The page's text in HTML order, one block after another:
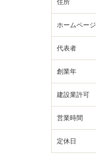
住所
ホームページ
代表者
創業年
建設業許可
営業時間
定休日